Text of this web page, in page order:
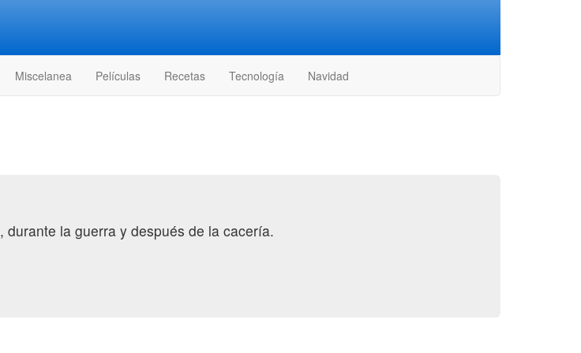
Miscelanea Películas Recetas Tecnología Navidad
la guerra y después de la cacería.